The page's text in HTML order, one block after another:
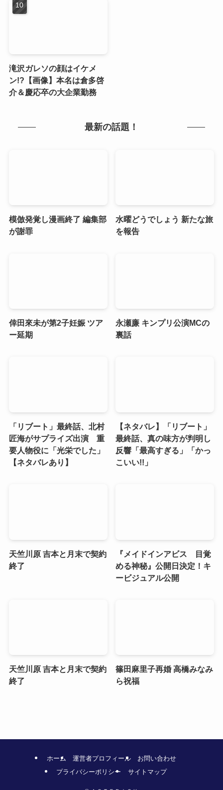
滝沢ガレソの顔はイケメ
ン!?【画像】本名は倉多啓
介＆慶応卒の大企業勤務
最新の話題！
模倣発覚し漫画終了 編集部
が謝罪
水曜どうでしょう 新たな旅
を報告
倖田來未が第2子妊娠 ツア
ー延期
永瀬廉 キンプリ公演MCの
裏話
「リブート」最終話、北村
匠海がサプライズ出演 重
要人物役に「光栄でした」
【ネタバレあり】
【ネタバレ】「リブート」
最終話、真の味方が判明し
反響「最高すぎる」「かっ
こいい!!」
天竺川原 吉本と月末で契約
終了
『メイドインアビス 目覚
める神秘』公開日決定！キ
ービジュアル公開
天竺川原 吉本と月末で契約
終了
篠田麻里子再婚 高橋みなみ
ら祝福
ホーム 運営者プロフィール
お問い合わせ
プライバシーポリシー
サイトマップ